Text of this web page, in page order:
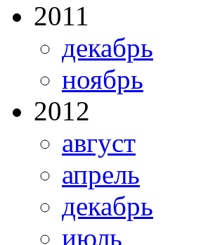
2011
декабрь
ноябрь
2012
август
апрель
декабрь
июль